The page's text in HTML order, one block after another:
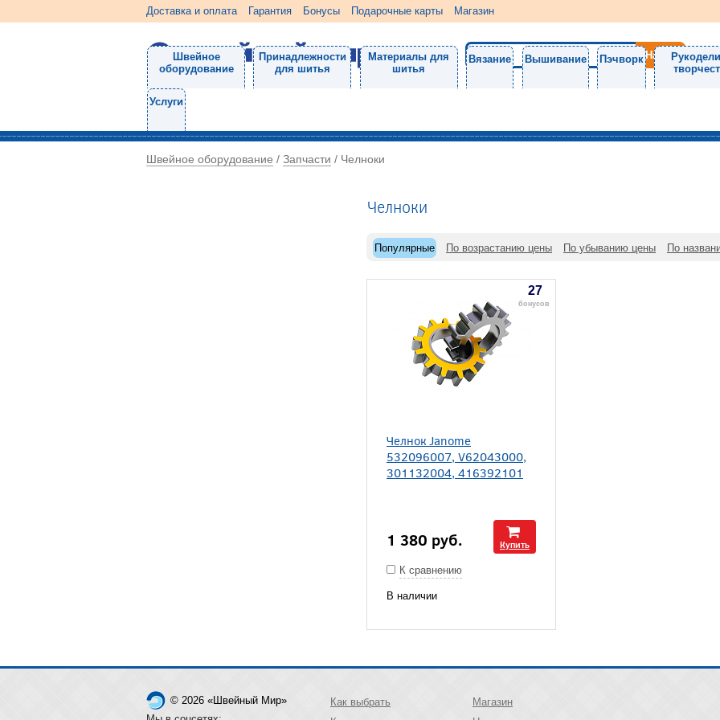
Доставка и оплата Гарантия Бонусы Подарочные карты Магазин
Швейное
оборудование
Принадлежности
для шитья
Материалы для
шитья
Вязание Вышивание Пэчворк
Услуги
Швейное оборудование / Запчасти / Челноки
Челноки
Популярные По возрастанию цены По убыванию цены По
27
бонусов
Челнок Janome
532096007, V62043000,
301132004, 416392101
1 380 руб. Купить
К сравнению
В наличии
© 2026 «Швейный Мир»
Как выбрать
Магазин